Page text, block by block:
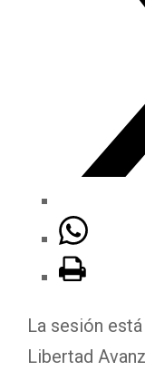
La sesión
Libertad